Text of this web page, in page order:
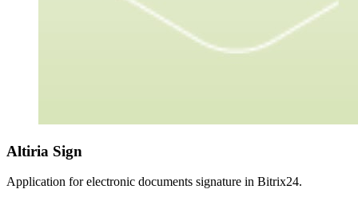
Altiria Sign
Application for electronic documents signature in Bitrix24.